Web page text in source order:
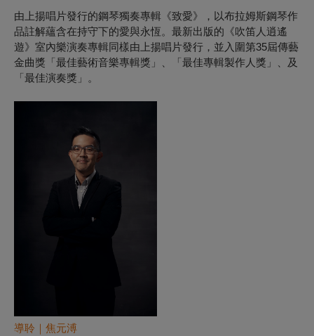
由上揚唱片發行的鋼琴獨奏專輯《致愛》，以布拉姆斯鋼琴作
品註解蘊含在持守下的愛與永恆。最新出版的《吹笛人逍遙
遊》室內樂演奏專輯同樣由上揚唱片發行，並入圍第35屆傳藝
金曲獎「最佳藝術音樂專輯獎」、「最佳專輯製作人獎」、及
「最佳演奏獎」。
導聆｜焦元溥